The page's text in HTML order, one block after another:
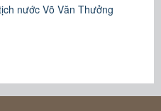
nước Võ Văn Thưởng